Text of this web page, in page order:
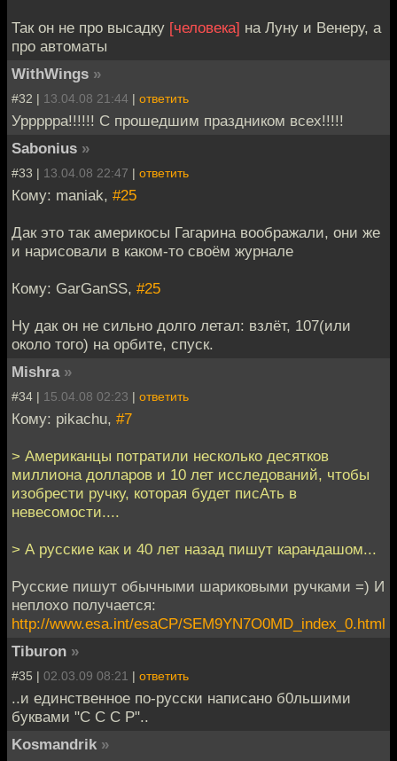
Так он не про высадку [человека] на Луну и Венеру, а
про автоматы
WithWings »
#32 | 13.04.08 21:44 | ответить
Уррррра!!!!!! С прошедшим праздником всех!!!!!
Sabonius »
#33 | 13.04.08 22:47 | ответить
Кому: maniak, #25
Дак это так америкосы Гагарина воображали, они же
и нарисовали в каком-то своём журнале
Кому: GarGanSS, #25
Ну дак он не сильно долго летал: взлёт, 107(или
около того) на орбите, спуск.
Mishra »
#34 | 15.04.08 02:23 | ответить
Кому: pikachu, #7
> Американцы потратили несколько десятков
миллиона долларов и 10 лет исследований, чтобы
изобрести ручку, которая будет писАть в
невесомости....
> А русские как и 40 лет назад пишут карандашом...
Русские пишут обычными шариковыми ручками =) И
неплохо получается:
http://www.esa.int/esaCP/SEM9YN7O0MD_index_0.html
Tiburon »
#35 | 02.03.09 08:21 | ответить
..и единственное по-русски написано б0льшими
буквами "С С С Р"..
Kosmandrik »